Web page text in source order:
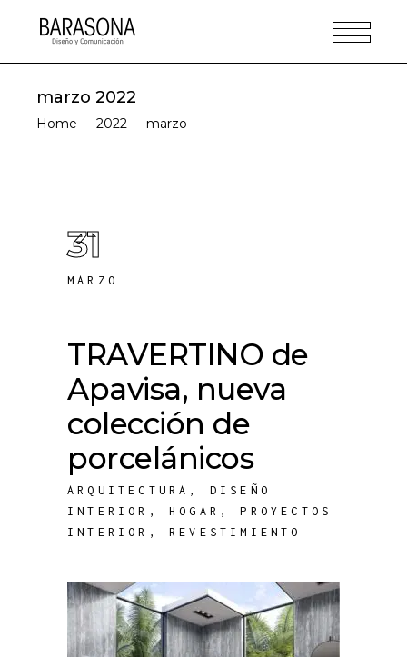
marzo 2022
Home - 2022 - marzo
31
MARZO
TRAVERTINO de
Apavisa, nueva
colección de
porcelánicos
ARQUITECTURA , DISEÑO
INTERIOR ,HOGAR ,PROYECTOS
INTERIOR ,REVESTIMIENTO